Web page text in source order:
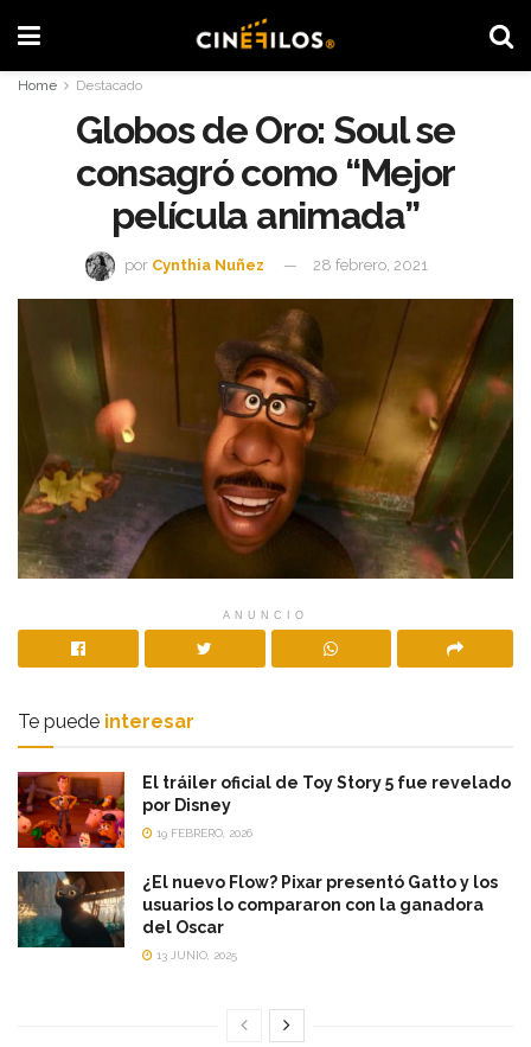
Home Destacado
Globos de Oro: Soul se
consagró como “Mejor
película animada”
por Cynthia Nuñez 28 febrero, 2021
ANUNCIO
Te puede interesar
El tráiler oficial de Toy Story 5 fue revelado
por Disney
19 FEBRERO, 2026
¿El nuevo Flow? Pixar presentó Gatto y los
usuarios lo compararon con la ganadora
del Oscar
13 JUNIO, 2025